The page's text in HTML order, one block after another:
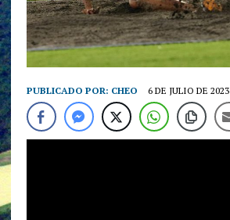
PUBLICADO POR: CHEO 6 DE JULIO DE 2023